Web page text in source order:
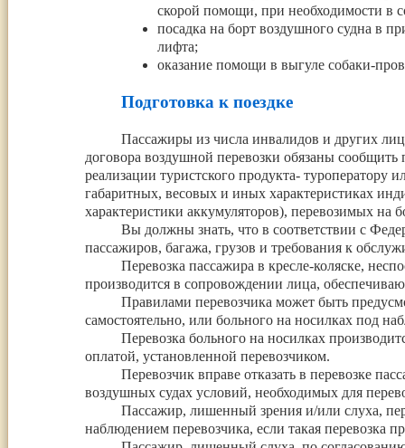
скорой помощи, при необходимости в
посадка на борт воздушного судна в
лифта;
оказание помощи в выгуле собаки-
Подготовка к поездке
Пассажиры из числа инвалидов и других
договора воздушной перевозки обязаны
реализации туристского продукта- туроператору
габаритных, весовых и иных характеристиках
характеристики аккумуляторов), перевозимых на
Вы должны знать, что в соответствии с
пассажиров, багажа, грузов и требования к
Перевозка пассажира в кресле-коляске,
производится в сопровождении лица,
Правилами перевозчика может быть
самостоятельно, или больного на носилках под
Перевозка больного на носилках
оплатой, установленной перевозчиком.
Перевозчик вправе отказать в перевозке
воздушных судах условий, необходимых для
Пассажир, лишенный зрения и/или слуха,
наблюдением перевозчика, если такая перевозка